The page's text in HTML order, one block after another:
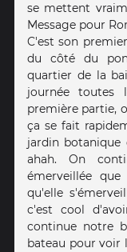
se mettent
Message pour
C'est son
du côté du
quartier de la
journée
première partie,
ça se fait
jardin botanique
ahah. On
émerveillée
qu'elle
c'est cool
continue notre
bateau pour voir